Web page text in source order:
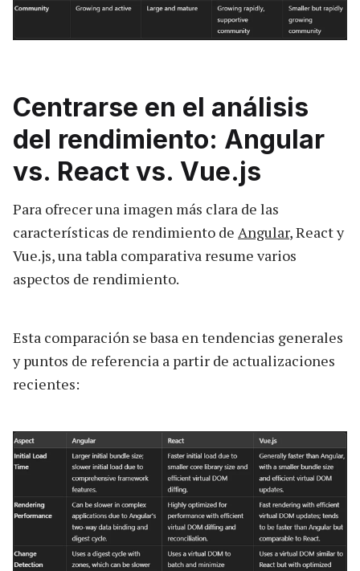
Centrarse en el análisis
del rendimiento: Angular
vs. React vs. Vue.js
Para ofrecer una imagen más clara de las
características de rendimiento de Angular, React y
Vue.js, una tabla comparativa resume varios
aspectos de rendimiento.
Esta comparación se basa en tendencias generales
y puntos de referencia a partir de actualizaciones
recientes: